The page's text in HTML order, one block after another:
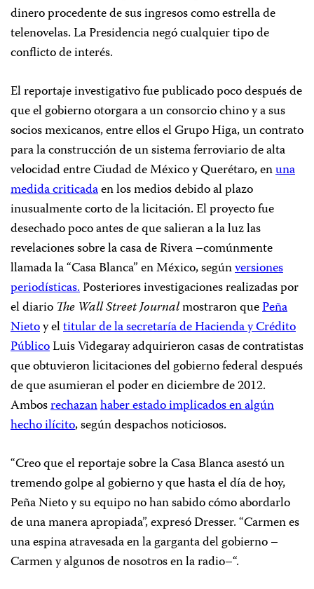
dinero procedente de sus ingresos como estrella de
telenovelas. La Presidencia negó cualquier tipo de
conflicto de interés.
El reportaje investigativo fue publicado poco después de
que el gobierno otorgara a un consorcio chino y a sus
socios mexicanos, entre ellos el Grupo Higa, un contrato
para la construcción de un sistema ferroviario de alta
velocidad entre Ciudad de México y Querétaro, enuna
medida criticadaen los medios debido al plazo
inusualmente corto de la licitación. El proyecto fue
desechado poco antes de que salieran a la luz las
revelaciones sobre la casa de Rivera –comúnmente
llamada la “Casa Blanca” en México, segúnversiones
periodísticas.Posteriores investigaciones realizadas por
el diario The Wall Street Journalmostraron quePeña
Nietoy eltitular de la secretaría de Hacienda y Crédito
PúblicoLuis Videgaray adquirieron casas de contratistas
que obtuvieron licitaciones del gobierno federal después
de que asumieran el poder en diciembre de 2012.
Ambosrechazanhaber estado implicados en algún
hecho ilícito, según despachos noticiosos.
“Creo que el reportaje sobre la Casa Blanca asestó un
tremendo golpe al gobierno y que hasta el día de hoy,
Peña Nieto y su equipo no han sabido cómo abordarlo
de una manera apropiada”, expresó Dresser. “Carmen es
una espina atravesada en la garganta del gobierno –
Carmen y algunos de nosotros en la radio–“.